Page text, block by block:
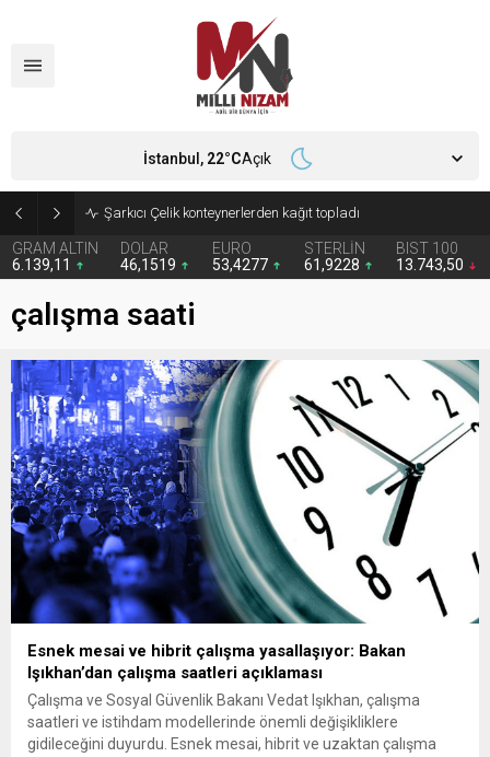
İran 2 ülkeyi birden vurdu
GRAM ALTIN
6.139,11
DOLAR
46,1519
EURO
53,4277
STERLİN
61,9228
BIST 100
13.743,50
İstanbul, 22°CAçık
çalışma saati
Esnek mesai ve hibrit çalışma yasallaşıyor: Bakan
Işıkhan’dan çalışma saatleri açıklaması
Çalışma ve Sosyal Güvenlik Bakanı Vedat Işıkhan, çalışma
saatleri ve istihdam modellerinde önemli değişikliklere
gidileceğini duyurdu. Esnek mesai, hibrit ve uzaktan çalışma